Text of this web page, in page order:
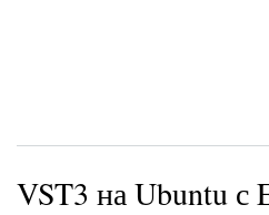
VST3 на Ubuntu с